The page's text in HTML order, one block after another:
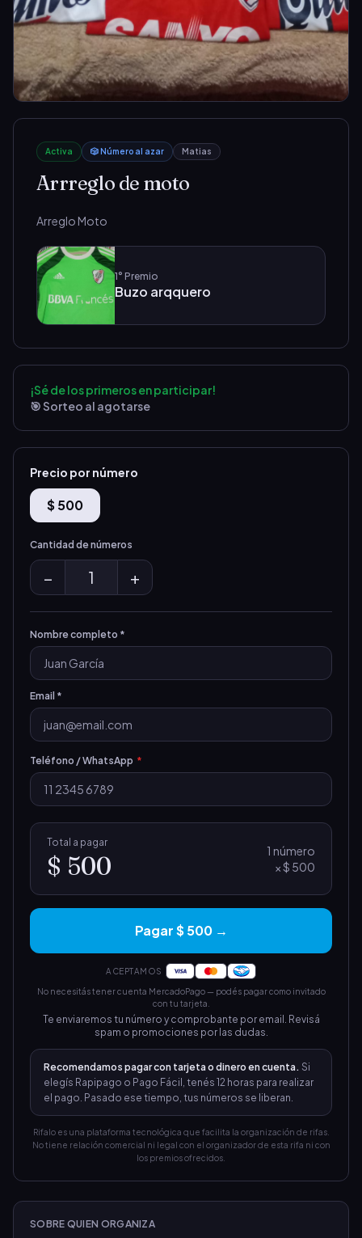
Activa 🎲 Número al azar Matias
Arrreglo de moto
Arreglo Moto
1° Premio
Buzo arqquero
¡Sé de los primeros en participar!
🎯 Sorteo al agotarse
Precio por número
$ 500
Cantidad de números
− 1 +
Nombre completo *
Email *
Teléfono / WhatsApp *
Total a pagar
$ 500
1 número
×$ 500
Pagar $ 500 →
ACEPTAMOS
No necesitás tener cuenta MercadoPago — podés pagar como invitado
con tu tarjeta.
Te enviaremos tu número y comprobante por email. Revisá
spam o promociones por las dudas.
Recomendamos pagar con tarjeta o dinero en cuenta. Si
elegís Rapipago o Pago Fácil, tenés 12 horas para realizar
el pago. Pasado ese tiempo, tus números se liberan.
Rifalo es una plataforma tecnológica que facilita la organización de rifas.
No tiene relación comercial ni legal con el organizador de esta rifa ni con
los premios ofrecidos.
SOBRE QUIEN ORGANIZA